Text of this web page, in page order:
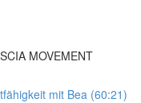
MOVEMENT
mit Bea (60:21)